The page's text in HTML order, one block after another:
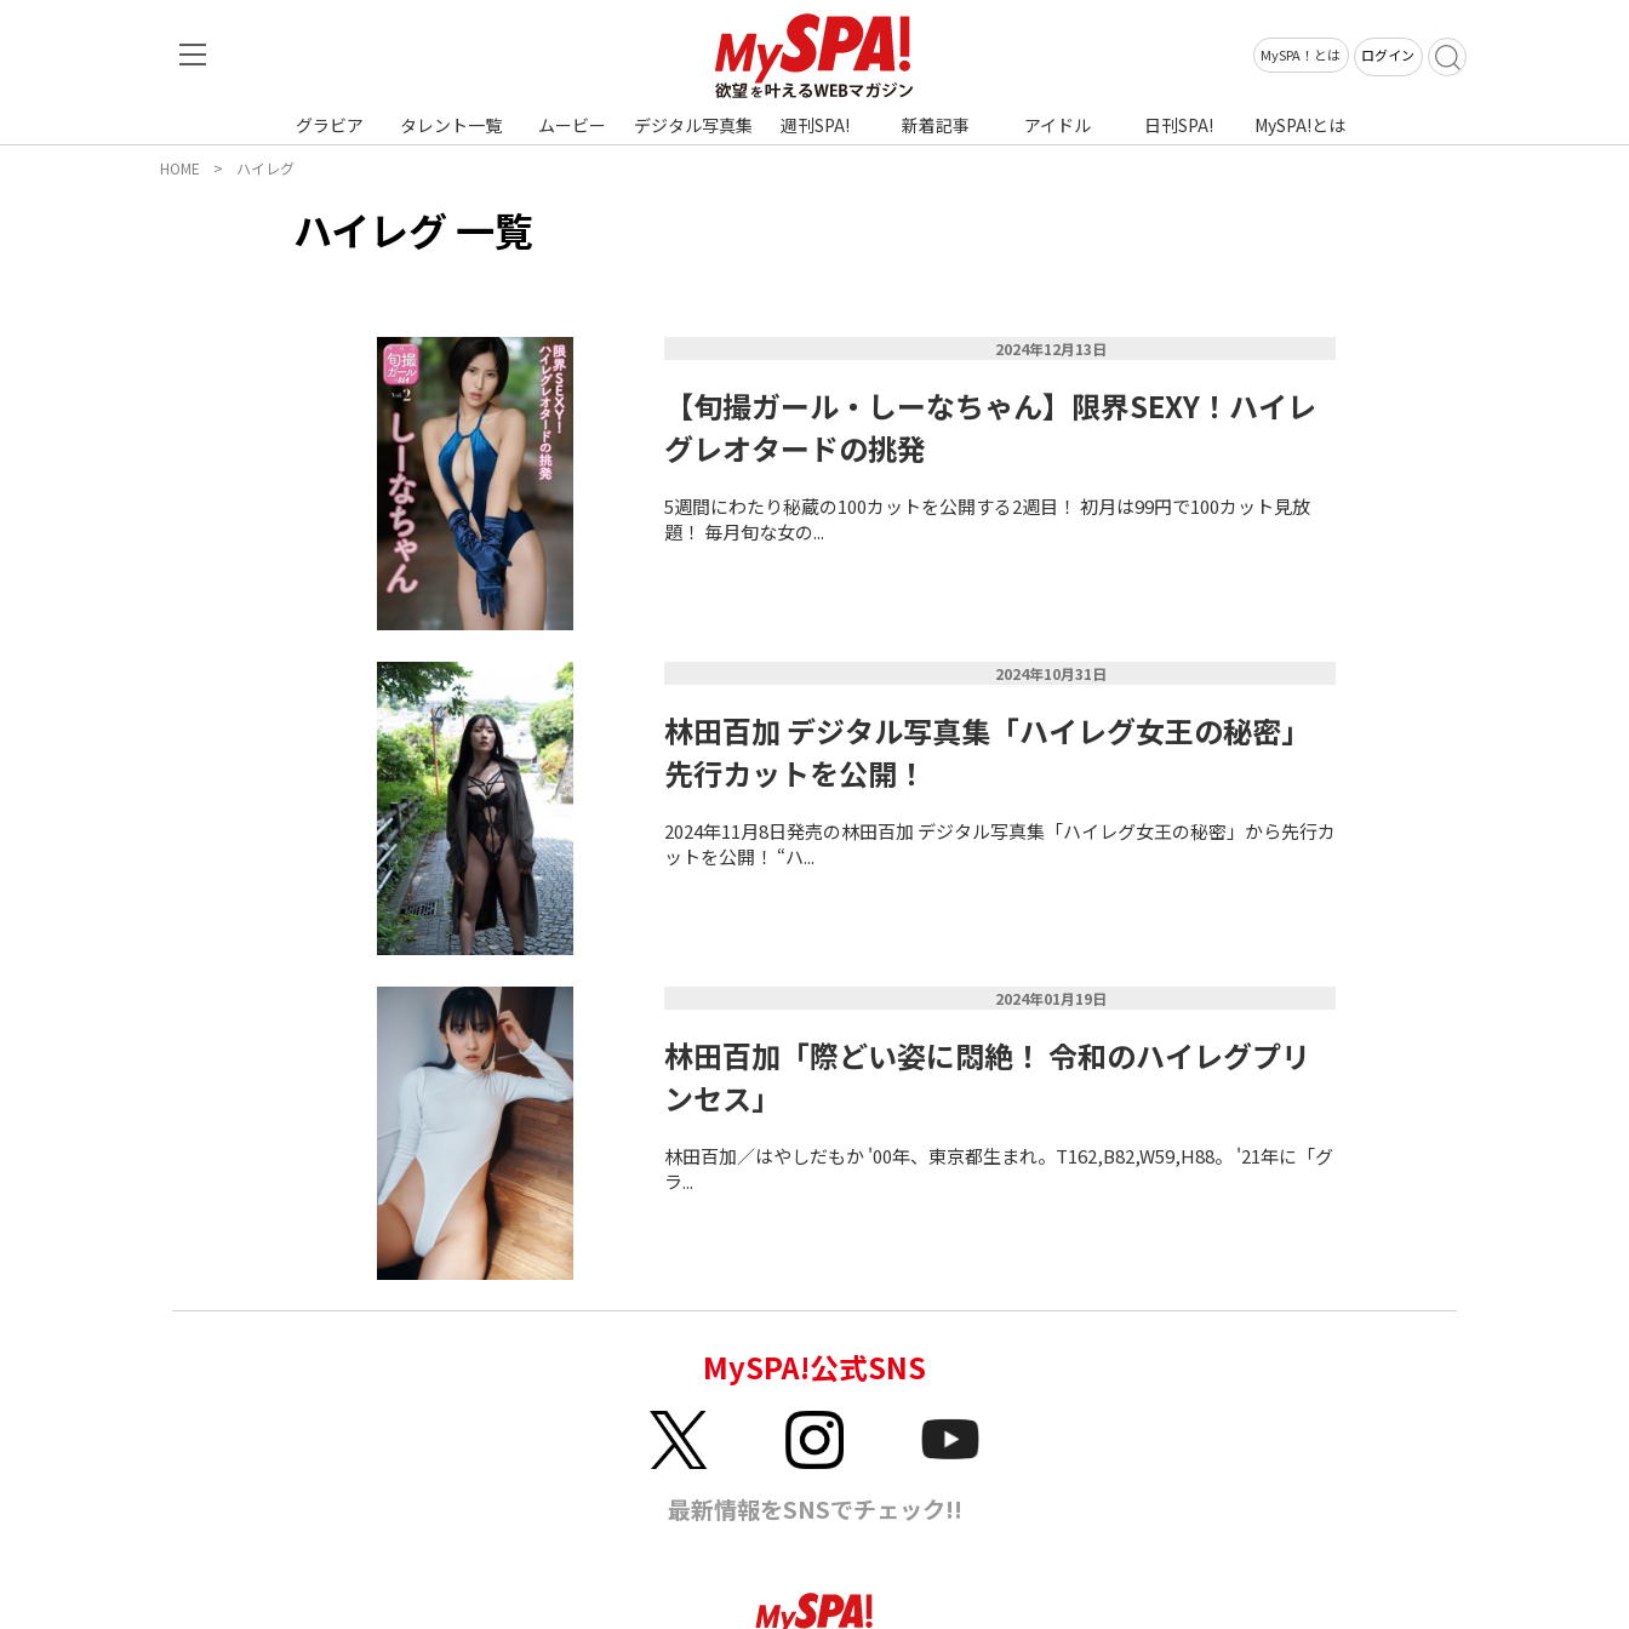
MySPA！とは ログイン
グラビア タレント一覧 ムービー デジタル写真集 週刊SPA! 新着記事 アイドル 日刊SPA! MySPA!とは
HOME ハイレグ
ハイレグ 一覧
2024年12月13日
【旬撮ガール・しーなちゃん】限界SEXY！ハイレ
グレオタードの挑発
5週間にわたり秘蔵の100カットを公開する2週目！ 初月は99円で100カット見放
題！ 毎月旬な女の...
2024年10月31日
林田百加 デジタル写真集「ハイレグ女王の秘密」
先行カットを公開！
2024年11月8日発売の林田百加 デジタル写真集「ハイレグ女王の秘密」から先行カ
ットを公開！ “ハ...
2024年01月19日
林田百加「際どい姿に悶絶！ 令和のハイレグプリ
ンセス」
林田百加／はやしだもか '00年、東京都生まれ。T162,B82,W59,H88。 '21年に「グ
ラ...